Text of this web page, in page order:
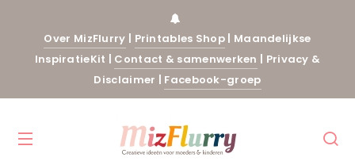
Over MizFlurry | Printables Shop | Maandelijkse
InspiratieKit | Contact & samenwerken | Privacy &
Disclaimer | Facebook-groep